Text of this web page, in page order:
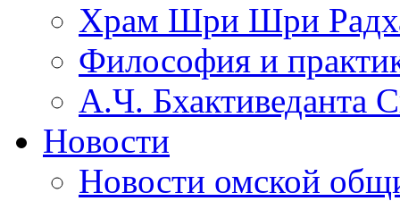
​Храм Шри Шри
Философия и
А.Ч. Бхактиведанта
Новости
Новости омской